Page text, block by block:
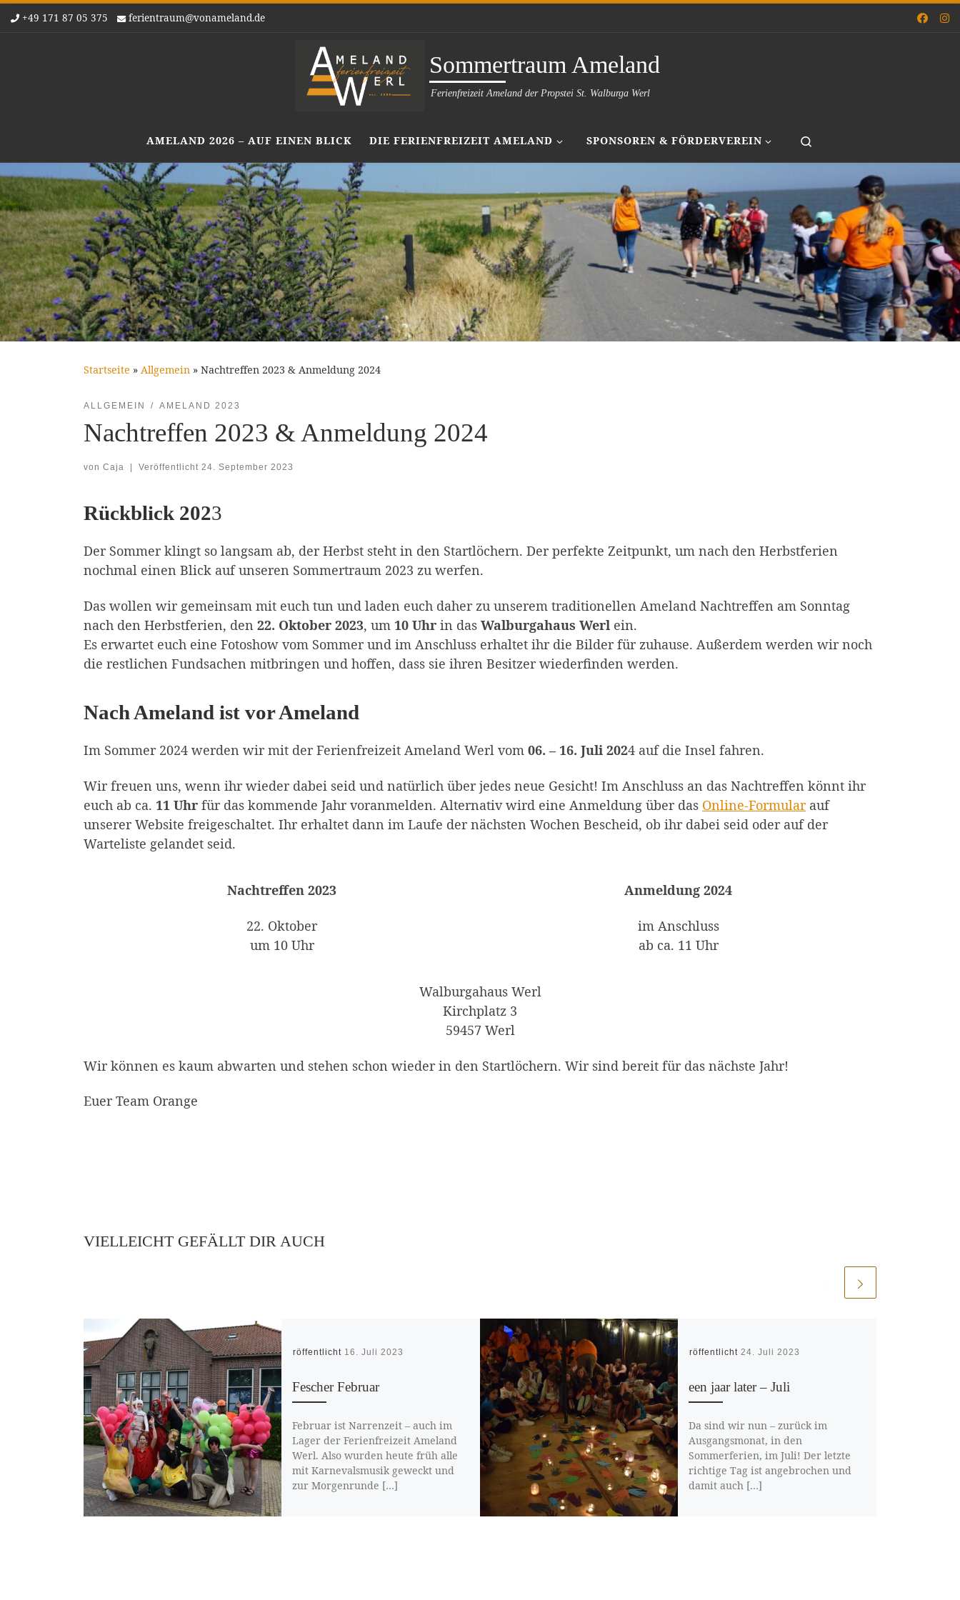
Zum Inhalt springen
+49 171 87 05 375 ferientraum@vonameland.de
Sommertraum Ameland
Ferienfreizeit Ameland der Propstei St. Walburga Werl
AMELAND 2026 – AUF EINEN BLICK DIE FERIENFREIZEIT AMELAND SPONSOREN & FÖRDERVEREIN
Startseite » Allgemein » Nachtreffen 2023 & Anmeldung 2024
ALLGEMEIN AMELAND 2023
Nachtreffen 2023 & Anmeldung 2024
von Caja | Veröffentlicht 24. September 2023
Rückblick 2023
Der Sommer klingt so langsam ab, der Herbst steht in den Startlöchern. Der perfekte Zeitpunkt, um nach den Herbstferien
nochmal einen Blick auf unseren Sommertraum 2023 zu werfen.
Das wollen wir gemeinsam mit euch tun und laden euch daher zu unserem traditionellen Ameland Nachtreffen am Sonntag
nach den Herbstferien, den 22. Oktober 2023, um 10 Uhr in das Walburgahaus Werl ein.
Es erwartet euch eine Fotoshow vom Sommer und im Anschluss erhaltet ihr die Bilder für zuhause. Außerdem werden wir noch
die restlichen Fundsachen mitbringen und hoffen, dass sie ihren Besitzer wiederfinden werden.
Nach Ameland ist vor Ameland
Im Sommer 2024 werden wir mit der Ferienfreizeit Ameland Werl vom 06. – 16. Juli 2024 auf die Insel fahren.
Wir freuen uns, wenn ihr wieder dabei seid und natürlich über jedes neue Gesicht! Im Anschluss an das Nachtreffen könnt ihr
euch ab ca. 11 Uhr für das kommende Jahr voranmelden. Alternativ wird eine Anmeldung über das Online-Formularauf
unserer Website freigeschaltet. Ihr erhaltet dann im Laufe der nächsten Wochen Bescheid, ob ihr dabei seid oder auf der
Warteliste gelandet seid.
Nachtreffen 2023
22. Oktober
um 10 Uhr
Anmeldung 2024
im Anschluss
ab ca. 11 Uhr
Walburgahaus Werl
Kirchplatz 3
59457 Werl
Wir können es kaum abwarten und stehen schon wieder in den Startlöchern. Wir sind bereit für das nächste Jahr!
Euer Team Orange
VIELLEICHT GEFÄLLT DIR AUCH
Veröffentlicht 16. Juli 2023
Fescher Februar
Februar ist Narrenzeit – auch im
Lager der Ferienfreizeit Ameland
Werl. Also wurden heute früh alle
mit Karnevalsmusik geweckt und
zur Morgenrunde […]
Veröffentlicht 24. Juli 2023
een jaar later – Juli
Da sind wir nun – zurück im
Ausgangsmonat, in den
Sommerferien, im Juli! Der letzte
richtige Tag ist angebrochen und
damit auch […]